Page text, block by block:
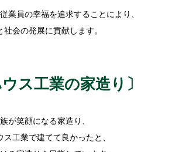
業員の幸福を追求することにより、
社会の発展に貢献します。
ウス工業の家造り〕
が笑顔になる家造り、
ス工業で建てて良かったと、